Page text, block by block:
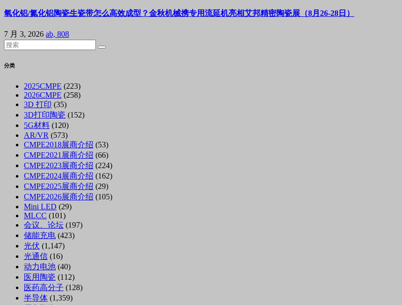
氧化铝/氮化铝陶瓷生瓷带怎么高效成型？金秋机械携专用流延机亮相艾邦精密陶瓷展（8月26-28日）
7 月 3, 2026 ab, 808
分类
2025CMPE (223)
2026CMPE (258)
3D 打印 (35)
3D打印陶瓷 (152)
5G材料 (120)
AR/VR (573)
CMPE2018展商介绍 (53)
CMPE2021展商介绍 (66)
CMPE2023展商介绍 (224)
CMPE2024展商介绍 (162)
CMPE2025展商介绍 (29)
CMPE2026展商介绍 (105)
Mini LED (29)
MLCC (101)
会议、论坛 (197)
储能充电 (423)
光伏 (1,147)
光通信 (16)
动力电池 (40)
医用陶瓷 (112)
医药高分子 (128)
半导体 (1,359)